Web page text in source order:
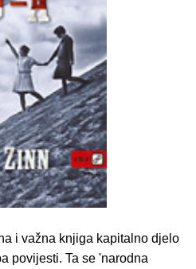
i važna knjiga kapitalno djelo
povijesti. Ta se 'narodna